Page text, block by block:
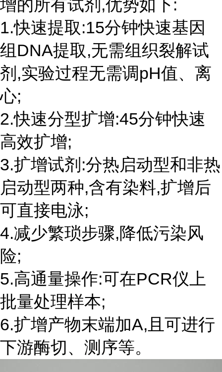
增的所有试剂,优势如下:
1.快速提取:15分钟快速基因
组DNA提取,无需组织裂解试
剂,实验过程无需调pH值、离
心;
2.快速分型扩增:45分钟快速
高效扩增;
3.扩增试剂:分热启动型和非热
启动型两种,含有染料,扩增后
可直接电泳;
4.减少繁琐步骤,降低污染风
险;
5.高通量操作:可在PCR仪上
批量处理样本;
6.扩增产物末端加A,且可进行
下游酶切、测序等。